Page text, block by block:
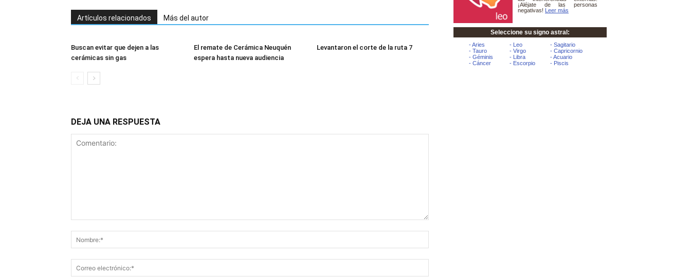
Artículos relacionados Más del autor
Buscan evitar que dejen a las
cerámicas sin gas
El remate de Cerámica Neuquén
espera hasta nueva audiencia
Levantaron el corte de la ruta 7
DEJA UNA RESPUESTA